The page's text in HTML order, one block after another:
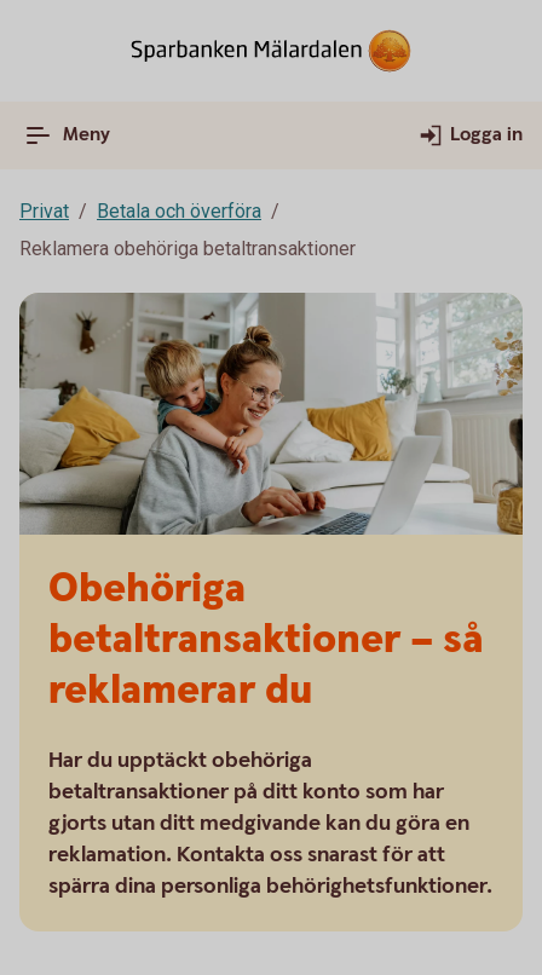
Meny Logga in
Privat
Betala och överföra
Reklamera obehöriga betaltransaktioner
Obehöriga
betaltransaktioner – så
reklamerar du
Har du upptäckt obehöriga
betaltransaktioner på ditt konto som har
gjorts utan ditt medgivande kan du göra en
reklamation. Kontakta oss snarast för att
spärra dina personliga behörighetsfunktioner.